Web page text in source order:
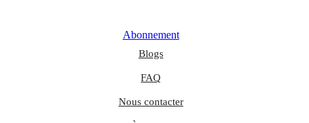
Abonnement
Blogs
FAQ
Nous contacter